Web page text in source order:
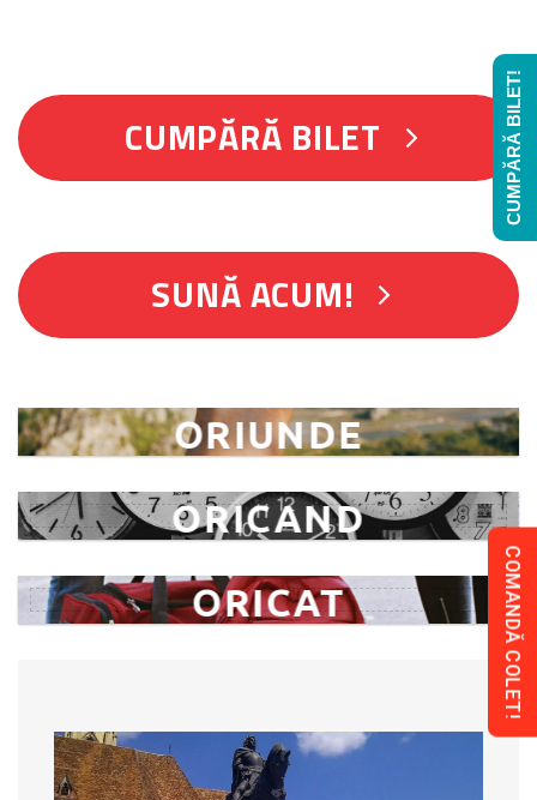
CUMPĂRĂ BILET
SUNĂ ACUM!
ORIUNDE
ORICAND
ORICAT
COMANDĂ COLET!
CUMPĂRĂ BILET!